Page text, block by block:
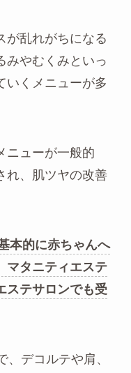
が乱れがちになる
みやむくみといっ
いくメニューが多
ニューが一般的
れ、肌ツヤの改善
本的に赤ちゃんへ
マタニティエステ
ステサロンでも受
デコルテや肩、